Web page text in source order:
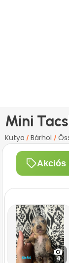
Mini
Kutya / Bárhol /
Akciós
4